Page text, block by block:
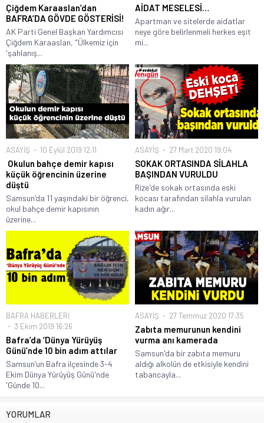
Çiğdem Karaaslan’dan
BAFRA’DA GÖVDE GÖSTERİSİ!
AK Parti Genel Başkan Yardımcısı
Çiğdem Karaaslan, "Ülkemiz için
'şahlanış...
AİDAT MESELESİ…
Apartman ve sitelerde aidatlar
neye göre belirlenmeli herkes eşit
mi...
ASAYİŞ 10 Eylül 2019 12:11
Okulun bahçe demir kapısı
küçük öğrencinin üzerine
düştü
Samsun’da 11 yaşındaki bir öğrenci,
okul bahçe demir kapısının
üzerine...
ASAYİŞ 27 Mart 2020 19:04
SOKAK ORTASINDA SİLAHLA
BAŞINDAN VURULDU
Rize'de sokak ortasında eski
kocası tarafından silahla vurulan
kadın ağır...
BAFRA HABERLERİ
3 Ekim 2019 16:26
Bafra’da ‘Dünya Yürüyüş
Günü’nde 10 bin adım attılar
Samsun’un Bafra ilçesinde 3-4
Ekim Dünya Yürüyüş Günü'nde
'Günde 10...
ASAYİŞ 27 Temmuz 2020 17:35
Zabıta memurunun kendini
vurma anı kamerada
Samsun'da bir zabıta memuru
aldığı alkolün de etkisiyle kendini
tabancayla...
YORUMLAR